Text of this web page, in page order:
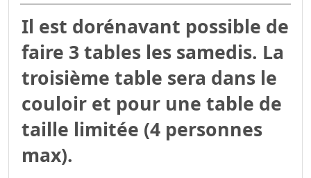
Il est dorénavant possible de
faire 3 tables les samedis. La
troisième table sera dans le
couloir et pour une table de
taille limitée (4 personnes
max).